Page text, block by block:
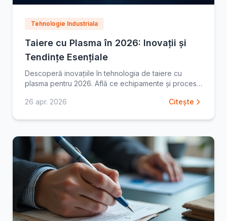
Tehnologie Industriala
Taiere cu Plasma în 2026: Inovații și
Tendințe Esențiale
Descoperă inovațiile în tehnologia de taiere cu
plasma pentru 2026. Află ce echipamente și procese
26 apr. 2026
Citește